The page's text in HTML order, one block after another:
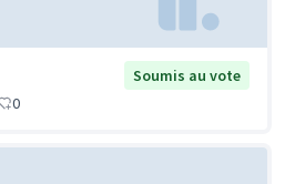
Soumis au vote
0